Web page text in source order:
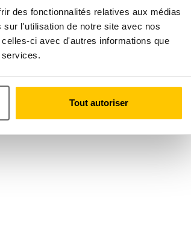
des fonctionnalités relatives aux médias
l'utilisation de notre site avec nos
ci avec d'autres informations que
Tout autoriser